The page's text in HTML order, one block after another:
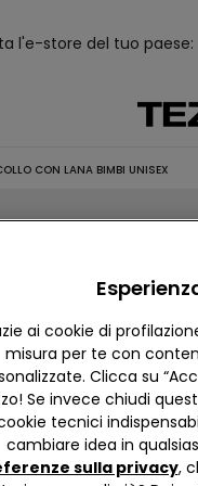
l'e-store del tuo paese:
CON LANA BIMBI UNISEX
ai cookie di
misura per te con
Clicca su
Se invece chiudi
tecnici
cambiare idea in
sulla privacy,